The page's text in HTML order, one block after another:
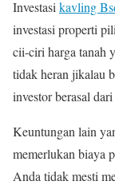
Investasi kavling
investasi properti
cii-ciri harga tanah
tidak heran jikalau
investor berasal
Keuntungan lain
memerlukan biaya
Anda tidak mesti